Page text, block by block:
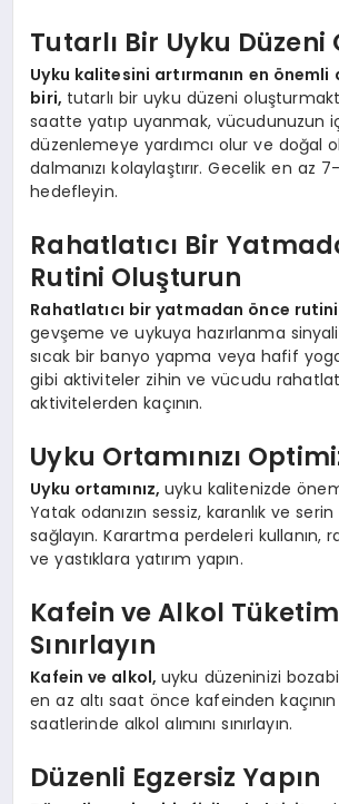
Tutarlı Bir Uyku
Uyku kalitesini artırmanın en önemli
biri, tutarlı bir uyku düzeni
saatte yatıp uyanmak, vücudunuzun
düzenlemeye yardımcı olur ve doğal
dalmanızı kolaylaştırır. Gecelik en az
hedefleyin.
Rahatlatıcı Bir
Rutini Oluşturun
Rahatlatıcı bir yatmadan önce
gevşeme ve uykuya hazırlanma
sıcak bir banyo yapma veya hafif
gibi aktiviteler zihin ve vücudu
aktivitelerden kaçının.
Uyku Ortamınızı
Uyku ortamınız,uyku kalitenizde
Yatak odanızın sessiz, karanlık ve serin
sağlayın. Karartma perdeleri kullanın,
ve yastıklara yatırım yapın.
Kafein ve Alkol
Sınırlayın
Kafein ve alkol,uyku düzeninizi
en az altı saat önce kafeinden
saatlerinde alkol alımını sınırlayın.
Düzenli Egzersiz Yapın